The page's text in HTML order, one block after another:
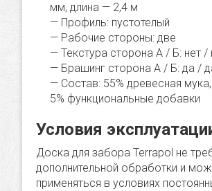
мм, длина — 2,4 м
Профиль: пустотелый
Рабочие стороны: две
Текстура сторона А / Б: нет /
Брашинг сторона А / Б: да /
Состав: 55% древесная
5% функциональные добавки
Условия
Доска для забора Terrapol не
дополнительной обработки и
применяться в условиях